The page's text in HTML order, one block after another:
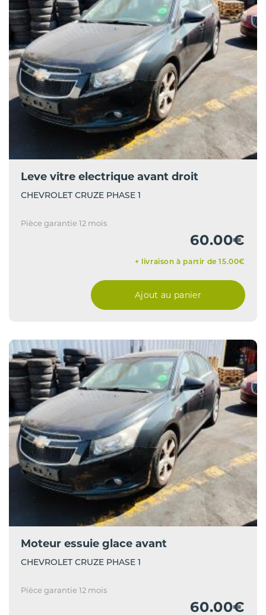
Leve vitre electrique avant droit
CHEVROLET CRUZE PHASE 1
Pièce garantie 12 mois
60.00€
+ livraison à partir de 15.00€
Ajout au panier
Moteur essuie glace avant
CHEVROLET CRUZE PHASE 1
Pièce garantie 12 mois
60.00€